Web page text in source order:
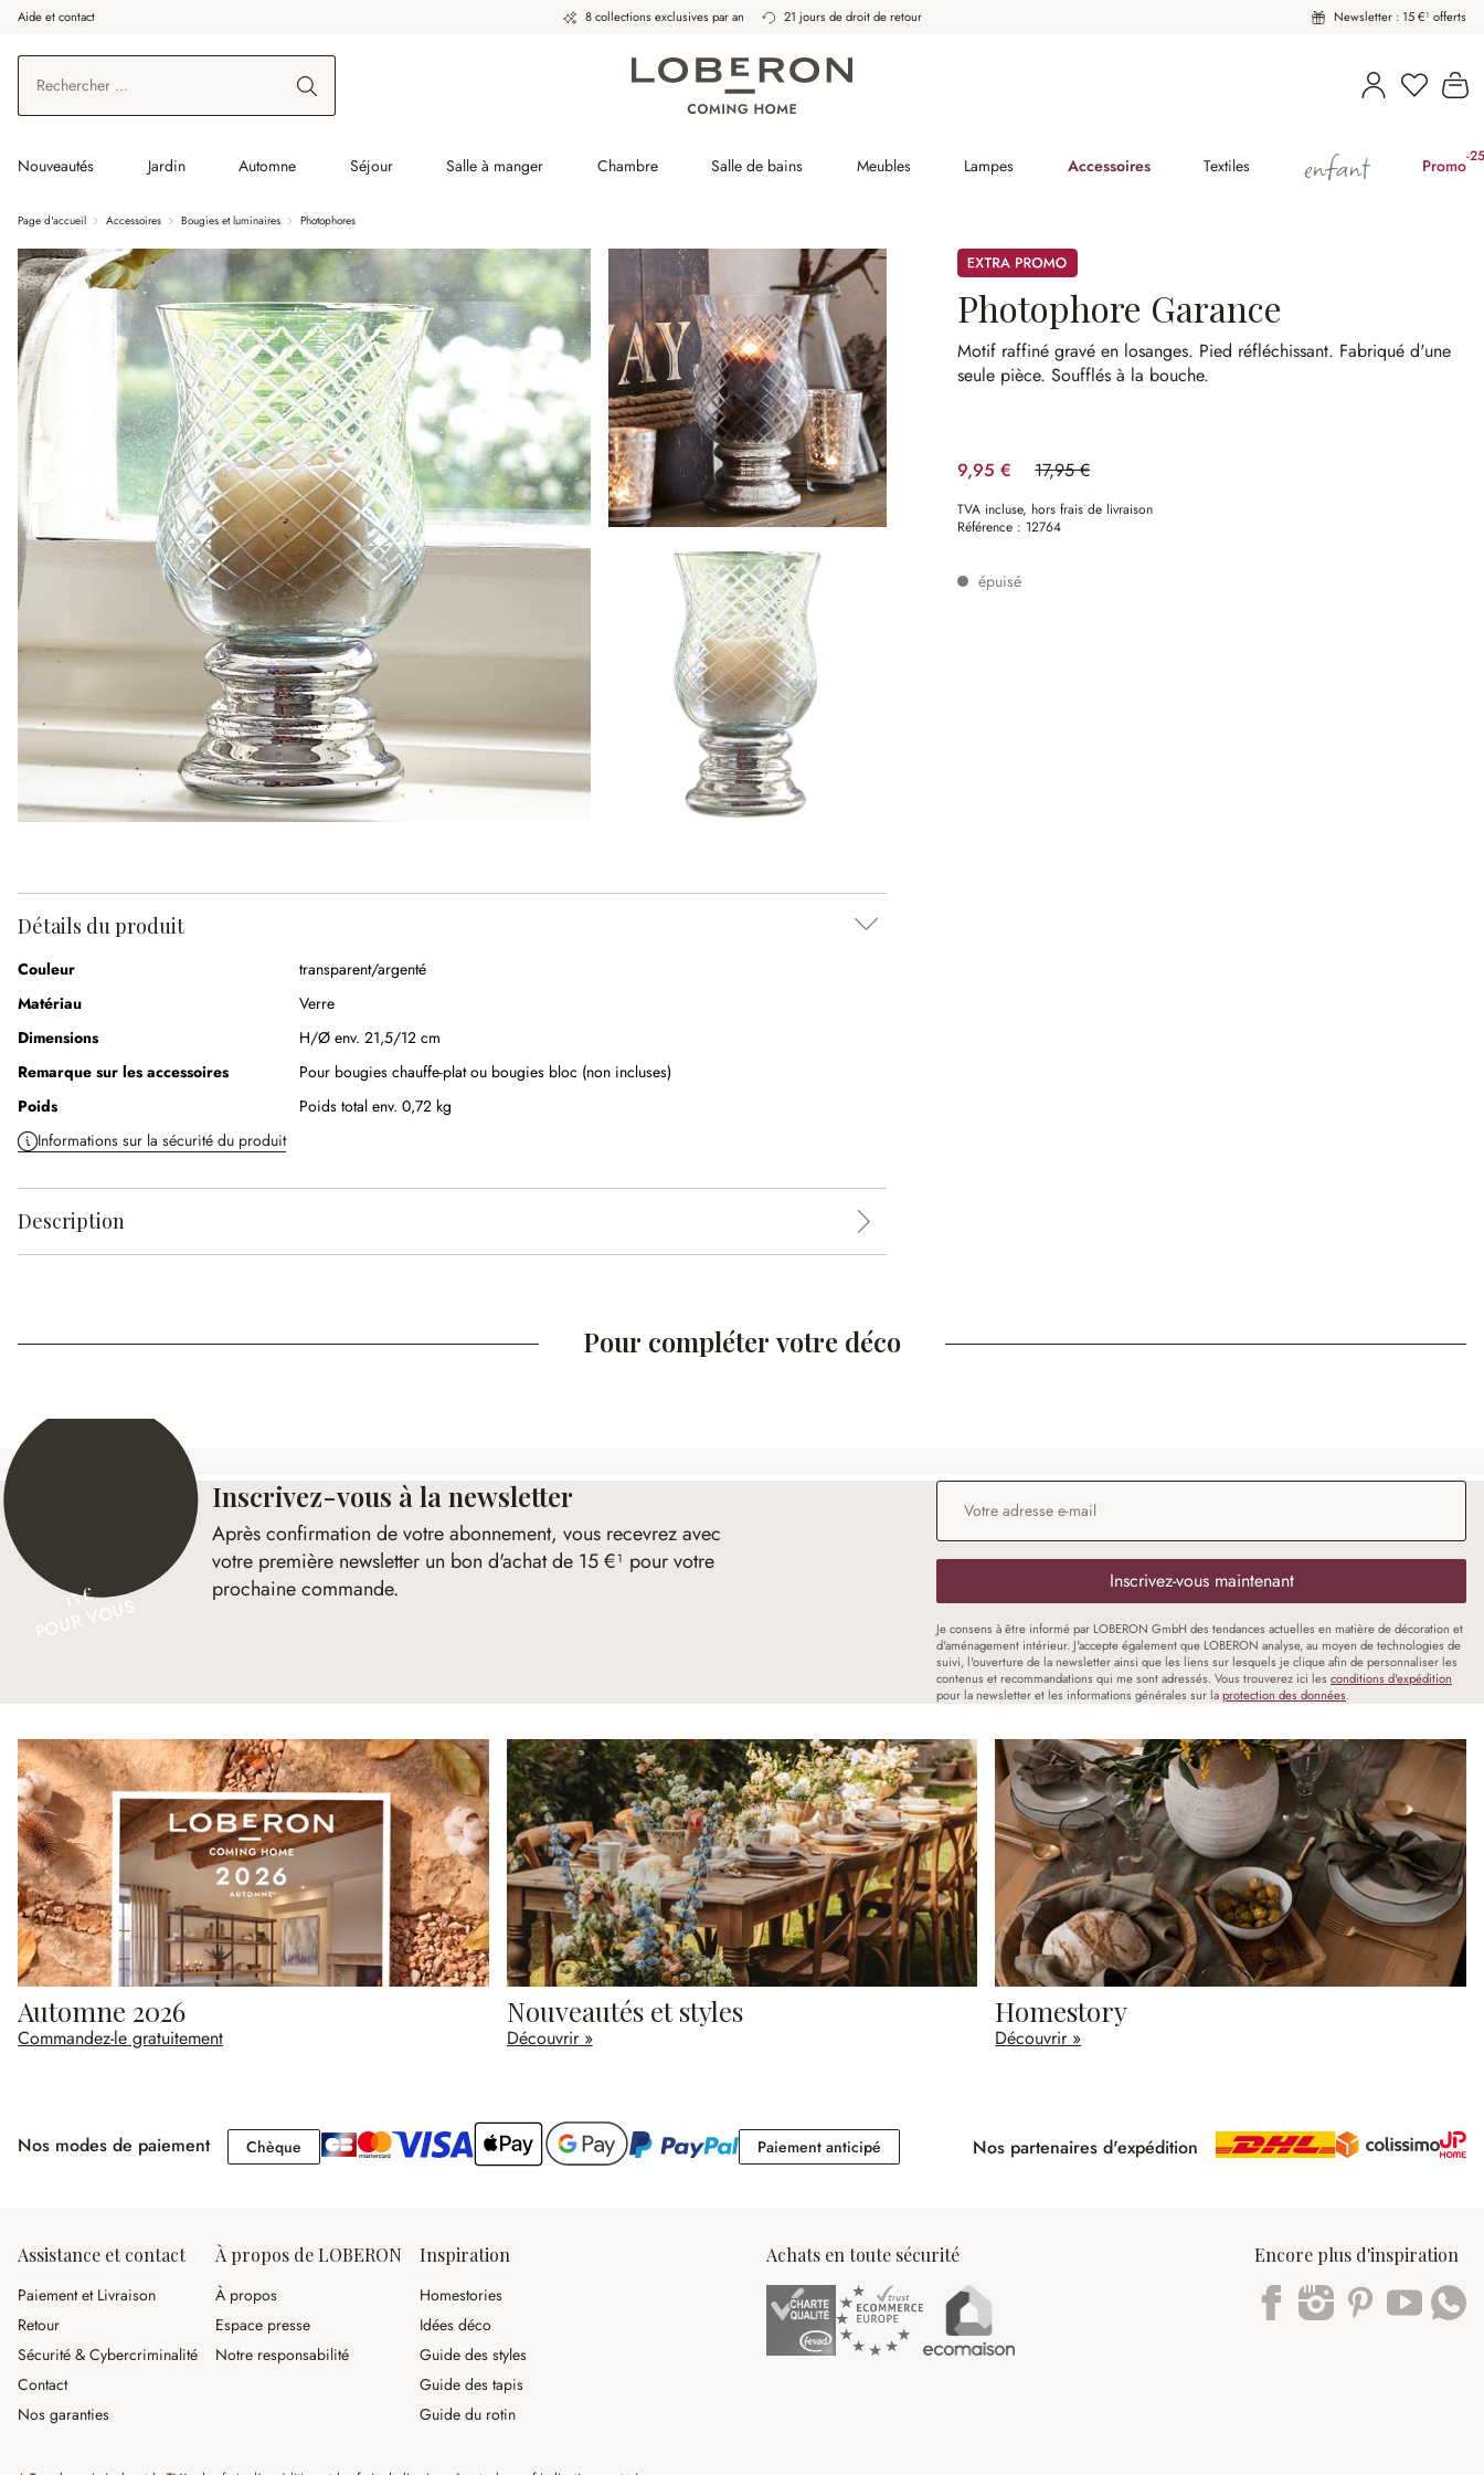
au contenu principal
Aller à la recherche
Aller à la navigation principale
Aide et contact 8 collections exclusives par an 21 jours de droit de retour Newsletter : 15 €¹ offerts
Vous
Nouveautés Jardin Automne Séjour Salle à manger Chambre Salle de bains Meubles Lampes Accessoires Textiles enfant Promo-
Page d'accueil Accessoires Bougies et luminaires Photophores
Promos
Photophore Garance
Motif raffiné gravé en losanges. Pied réfléchissant. Fabriqué d'une
seule pièce.Soufflés à la bouche.
9,95 € 17,95 €
(44.57%spared)
TVA incluse, hors frais de livraison
Référence : 12764
épuisé
Détails du produit
Couleur
transparent/argenté
Matériau
Verre
Dimensions
H/Ø env. 21,5/12 cm
Remarque sur les accessoires
Pour bougies chauffe-plat ou bougies bloc (non incluses)
Poids
Poids total env. 0,72 kg
Informations sur la sécurité du produit
Description
Pour compléter votre déco
15 €
Inscrivez-vous à la newsletter
Après confirmation de votre abonnement, vous recevrez avec
votre première newsletter un bon d'achat de 15 €¹ pour votre
prochaine commande.
Adresse e-mail
Inscrivez-vous maintenant
Je consens à être informé par LOBERON GmbH des tendances actuelles en matière de décoration et
d'aménagement intérieur. J'accepte également que LOBERON analyse, au moyen de technologies de
suivi, l'ouverture de la newsletter ainsi que les liens sur lesquels je clique afin de personnaliser les
contenus et recommandations qui me sont adressés. Vous trouverez ici les conditions d'expédition
pour la newsletter et les informations générales sur laprotection des données.
Automne 2026
Commandez-le gratuitement
Nouveautés et styles
Découvrir »
Homestory
Découvrir »
Nos modes de paiement Chèque Chèque Paiement anticipéPaiement anticipéNos partenaires d'expédition
Assistance et contact
Paiement et Livraison
Retour
Sécurité & Cybercriminalité
Contact
Nos garanties
À propos de LOBERON
À propos
Espace presse
Notre responsabilité
Inspiration
Homestories
Idées déco
Guide des styles
Guide des tapis
Guide du rotin
Achats en toute sécurité Encore plus d'inspiration